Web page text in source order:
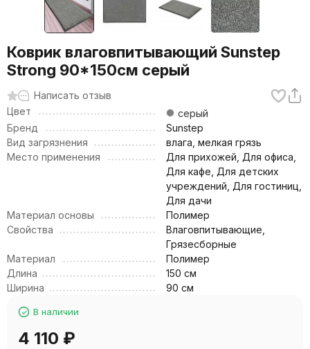
Коврик влаговпитывающий Sunstep
Strong 90*150cм серый
Написать отзыв
Цвет
серый
Бренд
Sunstep
Вид загрязнения
влага, мелкая грязь
Место применения
Для прихожей, Для офиса,
Для кафе, Для детских
учреждений, Для гостиниц,
Для дачи
Материал основы
Полимер
Свойства
Влаговпитывающие,
Грязесборные
Материал
Полимер
Длина
150 см
Ширина
90 см
В наличии
4 110 ₽